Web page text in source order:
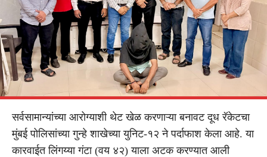
सर्वसामान्यांच्या आरोग्याशी थेट खेळ करणाऱ्या बनावट दूध रॅकेटचा
मुंबई पोलिसांच्या गुन्हे शाखेच्या युनिट-१२ ने पर्दाफाश केला आहे. या
कारवाईत लिंगय्या गंटा (वय ४२) याला अटक करण्यात आली